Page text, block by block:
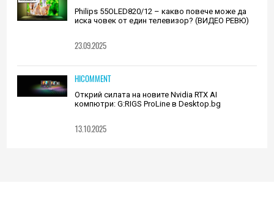
Philips 55OLED820/12 – какво повече може да
иска човек от един телевизор? (ВИДЕО РЕВЮ)
23.09.2025
HICOMMENT
Открий силата на новите Nvidia RTX AI
компютри: G:RIGS ProLine в Desktop.bg
13.10.2025